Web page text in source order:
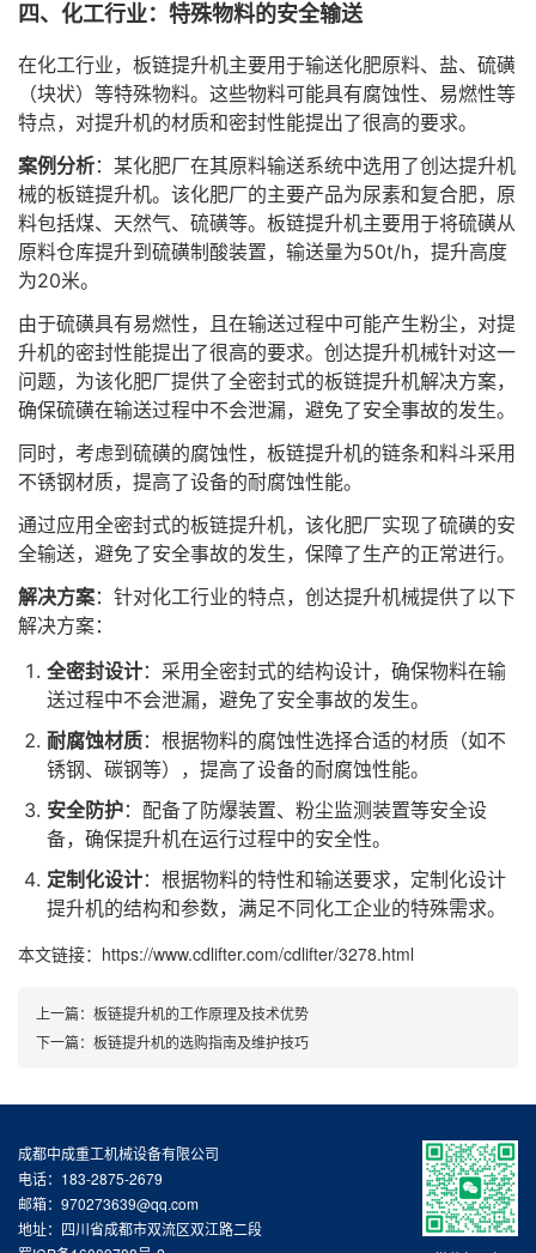
四、化工行业：特殊物料的安全输送
在化工行业，板链提升机主要用于输送化肥原料、盐、硫磺
（块状）等特殊物料。这些物料可能具有腐蚀性、易燃性等
特点，对提升机的材质和密封性能提出了很高的要求。
案例分析：某化肥厂在其原料输送系统中选用了创达提升机
械的板链提升机。该化肥厂的主要产品为尿素和复合肥，原
料包括煤、天然气、硫磺等。板链提升机主要用于将硫磺从
原料仓库提升到硫磺制酸装置，输送量为50t/h，提升高度
为20米。
由于硫磺具有易燃性，且在输送过程中可能产生粉尘，对提
升机的密封性能提出了很高的要求。创达提升机械针对这一
问题，为该化肥厂提供了全密封式的板链提升机解决方案，
确保硫磺在输送过程中不会泄漏，避免了安全事故的发生。
同时，考虑到硫磺的腐蚀性，板链提升机的链条和料斗采用
不锈钢材质，提高了设备的耐腐蚀性能。
通过应用全密封式的板链提升机，该化肥厂实现了硫磺的安
全输送，避免了安全事故的发生，保障了生产的正常进行。
解决方案：针对化工行业的特点，创达提升机械提供了以下
解决方案：
全密封设计：采用全密封式的结构设计，确保物料在输
送过程中不会泄漏，避免了安全事故的发生。
耐腐蚀材质：根据物料的腐蚀性选择合适的材质（如不
锈钢、碳钢等），提高了设备的耐腐蚀性能。
安全防护：配备了防爆装置、粉尘监测装置等安全设
备，确保提升机在运行过程中的安全性。
定制化设计：根据物料的特性和输送要求，定制化设计
提升机的结构和参数，满足不同化工企业的特殊需求。
本文链接：https://www.cdlifter.com/cdlifter/3278.html
上一篇： 板链提升机的工作原理及技术优势
下一篇： 板链提升机的选购指南及维护技巧
成都中成重工机械设备有限公司
电话：183-2875-2679
邮箱：970273639@qq.com
地址：四川省成都市双流区双江路二段